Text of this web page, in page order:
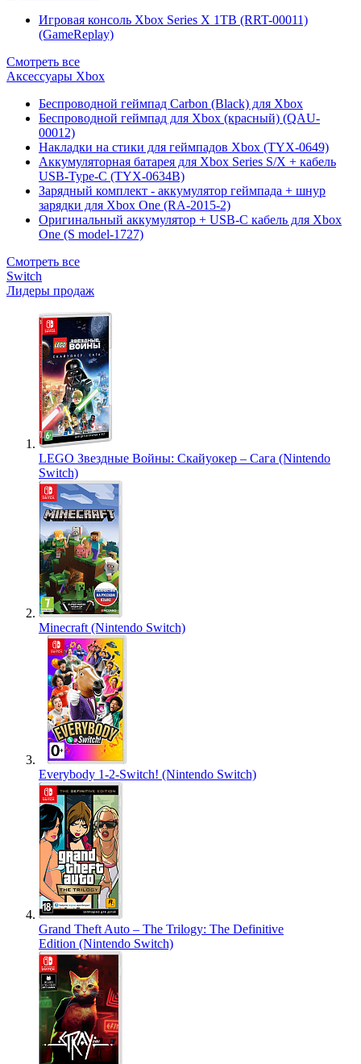
Игровая консоль Xbox Series X 1TB (RRT-00011)
(GameReplay)
Смотреть все
Аксессуары Xbox
Беспроводной геймпад Carbon (Black) для Xbox
Беспроводной геймпад для Xbox (красный) (QAU-
00012)
Накладки на стики для геймпадов Xbox (TYX-0649)
Аккумуляторная батарея для Xbox Series S/X + кабель
USB-Type-C (TYX-0634B)
Зарядный комплект - аккумулятор геймпада + шнур
зарядки для Xbox One (RA-2015-2)
Оригинальный аккумулятор + USB-C кабель для Xbox
One (S model-1727)
Смотреть все
Switch
Лидеры продаж
LEGO Звездные Войны: Скайуокер – Сага (Nintendo
Switch)
Minecraft (Nintendo Switch)
Everybody 1-2-Switch! (Nintendo Switch)
Grand Theft Auto – The Trilogy: The Definitive
Edition (Nintendo Switch)